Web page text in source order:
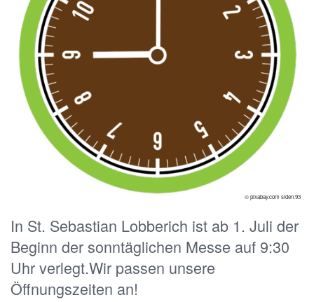
© pixabay.com siden.93
In St. Sebastian Lobberich ist ab 1. Juli der
Beginn der sonntäglichen Messe auf 9:30
Uhr verlegt.Wir passen unsere
Öffnungszeiten an!